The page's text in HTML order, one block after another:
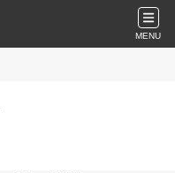
MENU